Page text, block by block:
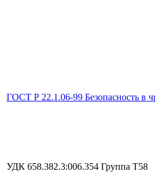
ГОСТ Р 22.1.06-99 Безопасность в
УДК 658.382.3:006.354 Группа Т58